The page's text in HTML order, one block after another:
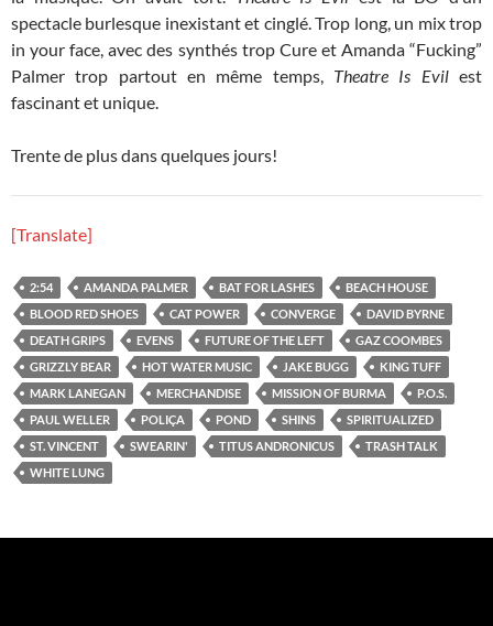
spectacle burlesque inexistant et cinglé. Trop long, un mix trop
in your face, avec des synthés trop Cure et Amanda “Fucking”
Palmer trop partout en même temps, Theatre Is Evilest
fascinant et unique.
Trente de plus dans quelques jours!
[Translate]
2:54 AMANDA PALMER BAT FOR LASHES
BEACH HOUSE
BLOOD RED SHOES
CAT POWER CONVERGE
DAVID BYRNE
DEATH GRIPS
EVENS FUTURE OF THE LEFT
GAZ COOMBES
GRIZZLY BEAR
HOT WATER MUSIC JAKE BUGG
KING TUFF
MARK LANEGAN
MERCHANDISE MISSION OF BURMA
P.O.S.
PAUL WELLER
POLIÇA POND SHINS
SPIRITUALIZED
ST. VINCENT
SWEARIN' TITUS ANDRONICUS
TRASH TALK
WHITE LUNG